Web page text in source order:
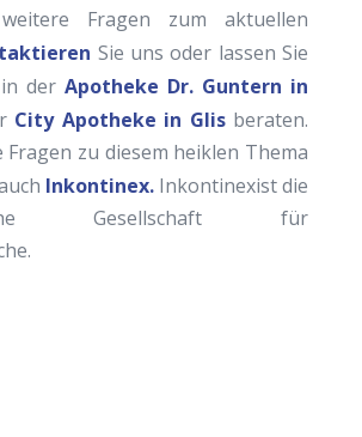
Fragen zum aktuellen
Sie uns oder lassen Sie
in derApotheke Dr. Guntern in
City Apotheke in Glisberaten.
Fragen zu diesem heiklen Thema
Inkontinex. Inkontinexist die
Gesellschaft für